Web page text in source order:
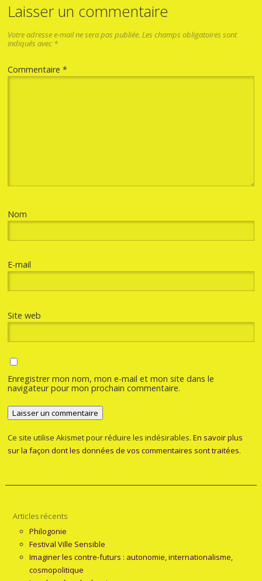
Laisser un commentaire
Votre adresse e-mail ne sera pas publiée. Les champs obligatoires sont
indiqués avec *
Commentaire*
Nom
E-mail
Site web
Enregistrer mon nom, mon e-mail et mon site dans le
navigateur pour mon prochain commentaire.
Ce site utilise Akismet pour réduire les indésirables.En savoir plus
sur la façon dont les données de vos commentaires sont traitées.
Articles récents
Philogonie
Festival Ville Sensible
Imaginer les contre-futurs : autonomie, internationalisme,
cosmopolitique